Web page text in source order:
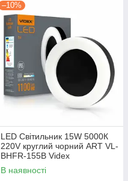
–10%
LED Світильник 15W 5000К
220V круглий чорний ART VL-
BHFR-155B Videx
В наявності